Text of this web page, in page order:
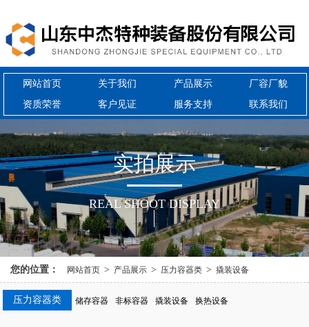
网站首页 关于我们 产品展示
厂容厂貌
资质荣誉
客户见证 服务支持 联系我们
实拍展示
REAL SHOOT DISPLAY
您的位置： 网站首页 > 产品展示 > 压力容器类 > 撬装设备
压力容器类 储存容器 非标容器 撬装设备 换热设备